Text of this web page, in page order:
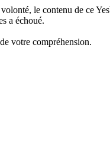
le contenu de ce
a échoué.
votre compréhension.